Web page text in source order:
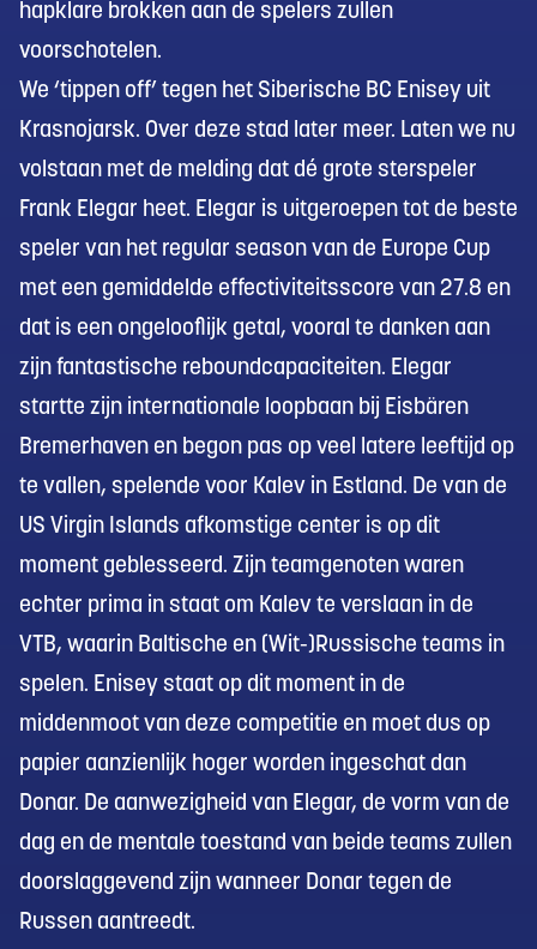
hapklare brokken aan de spelers zullen
voorschotelen.
We ‘tippen off’ tegen het Siberische BC Enisey uit
Krasnojarsk. Over deze stad later meer. Laten we nu
volstaan met de melding dat dé grote sterspeler
Frank Elegar heet. Elegar is uitgeroepen tot de beste
speler van het regular season van de Europe Cup
met een gemiddelde effectiviteitsscore van 27.8 en
dat is een ongelooflijk getal, vooral te danken aan
zijn fantastische reboundcapaciteiten. Elegar
startte zijn internationale loopbaan bij Eisbären
Bremerhaven en begon pas op veel latere leeftijd op
te vallen, spelende voor Kalev in Estland. De van de
US Virgin Islands afkomstige center is op dit
moment geblesseerd. Zijn teamgenoten waren
echter prima in staat om Kalev te verslaan in de
VTB, waarin Baltische en (Wit-)Russische teams in
spelen. Enisey staat op dit moment in de
middenmoot van deze competitie en moet dus op
papier aanzienlijk hoger worden ingeschat dan
Donar. De aanwezigheid van Elegar, de vorm van de
dag en de mentale toestand van beide teams zullen
doorslaggevend zijn wanneer Donar tegen de
Russen aantreedt.